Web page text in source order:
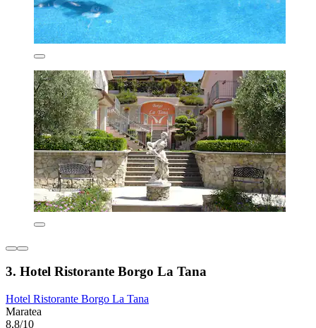
3. Hotel Ristorante Borgo La Tana
Hotel Ristorante Borgo La Tana
Maratea
8,8/10